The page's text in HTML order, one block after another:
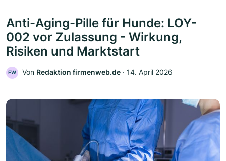
Anti-Aging-Pille für Hunde: LOY-
002 vor Zulassung - Wirkung,
Risiken und Marktstart
FW Von Redaktion firmenweb.de ‧ 14. April 2026